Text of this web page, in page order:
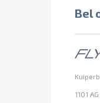
Bel
1101